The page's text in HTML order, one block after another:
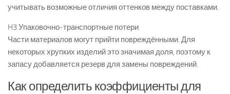
учитывать возможные отличия оттенков между поставками.
H3 Упаковочно‑транспортные потери
Части материалов могут прийти повреждёнными. Для
некоторых хрупких изделий это значимая доля, поэтому к
запасу добавляется резерв для замены повреждений.
Как определить коэффициенты для